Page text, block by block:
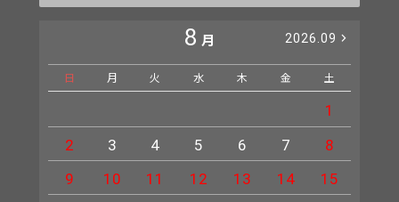
8 月 2026.09
日 月 火 水 木 金 土
1
2
3 4 5 6 7
8
9
10 11 12 13 14
15